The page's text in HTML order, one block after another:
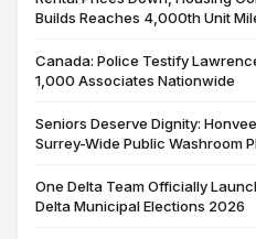
Builds Reaches 4,000th Unit
Canada: Police Testify
1,000 Associates Nationwide
Seniors Deserve Dignity:
Surrey-Wide Public Washroom
One Delta Team Officially
Delta Municipal Elections 2026